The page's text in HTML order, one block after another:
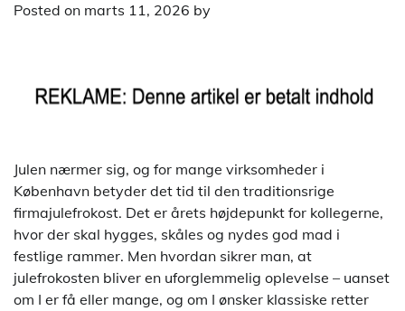
Posted on marts 11, 2026 by
Julen nærmer sig, og for mange virksomheder i
København betyder det tid til den traditionsrige
firmajulefrokost. Det er årets højdepunkt for kollegerne,
hvor der skal hygges, skåles og nydes god mad i
festlige rammer. Men hvordan sikrer man, at
julefrokosten bliver en uforglemmelig oplevelse – uanset
om I er få eller mange, og om I ønsker klassiske retter